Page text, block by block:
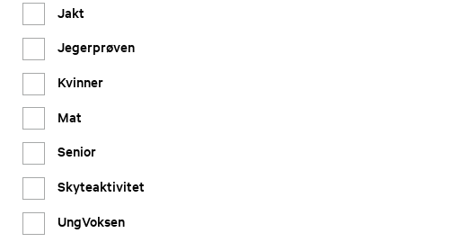
Jakt
Jegerprøven
Kvinner
Mat
Senior
Skyteaktivitet
UngVoksen